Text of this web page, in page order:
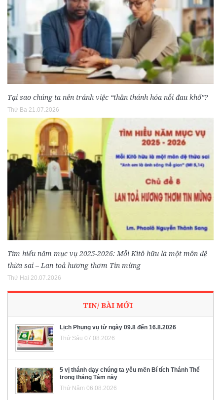
Tại sao chúng ta nên tránh việc “thần thánh hóa nỗi đau khổ”?
Thứ Ba 21.07.2026
Tìm hiểu năm mục vụ 2025-2026: Mỗi Kitô hữu là một môn đệ
thừa sai – Lan toả hương thơm Tin mừng
Thứ Hai 20.07.2026
TIN/ BÀI MỚI
Lịch Phụng vụ từ ngày 09.8 đến 16.8.2026
Thứ Sáu 07.08.2026
5 vị thánh dạy chúng ta yêu mến Bí tích Thánh Thể
trong tháng Tám này
Thứ Năm 06.08.2026